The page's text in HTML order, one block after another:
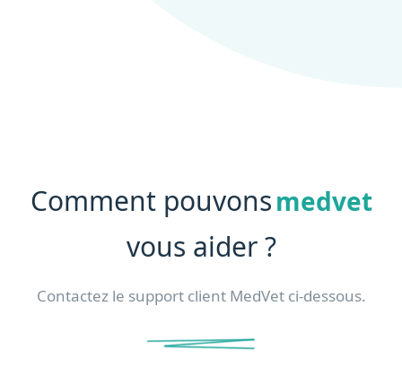
Comment pouvonsmedvet
vous aider ?
Contactez le support client MedVet ci-dessous.